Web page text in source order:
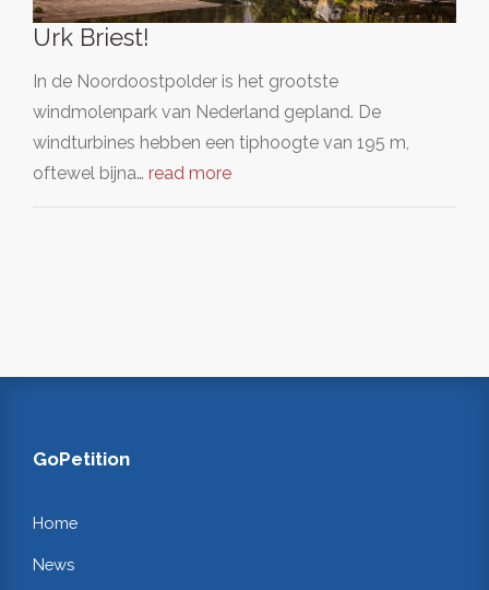
Urk Briest!
In de Noordoostpolder is het grootste
windmolenpark van Nederland gepland. De
windturbines hebben een tiphoogte van 195 m,
oftewel bijna… read more
GoPetition
Home
News